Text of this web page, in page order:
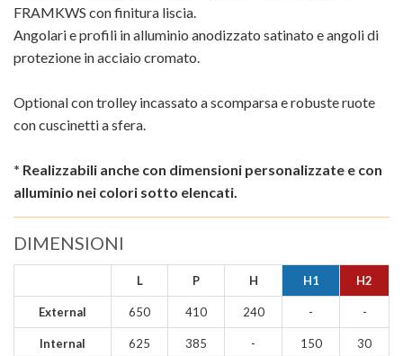
FRAMKWS con finitura liscia.
Angolari e profili in alluminio anodizzato satinato e angoli di
protezione in acciaio cromato.
Optional con trolley incassato a scomparsa e robuste ruote
con cuscinetti a sfera.
* Realizzabili anche con dimensioni personalizzate e con
alluminio nei colori sotto elencati.
DIMENSIONI
L P H H1 H2
External 650 410 240 - -
Internal 625 385 - 150 30